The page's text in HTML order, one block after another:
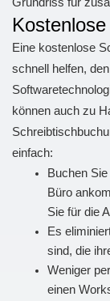
Eine kostenlose
schnell helfen,
können auch zu
einfach:
Buchen
Büro
Sie für die
Es
sind, die
Weniger
einen